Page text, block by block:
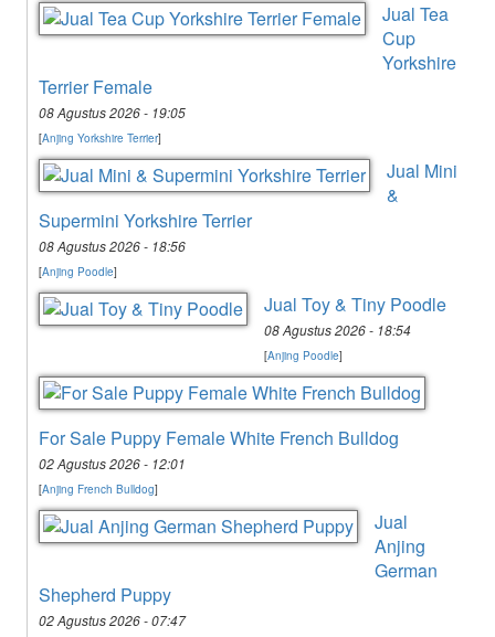
Jual Tea
Cup
Yorkshire
Terrier Female
08 Agustus 2026 - 19:05
[Anjing Yorkshire Terrier]
Jual Mini
&
Supermini Yorkshire Terrier
08 Agustus 2026 - 18:56
[Anjing Poodle]
Jual Toy & Tiny Poodle
08 Agustus 2026 - 18:54
[Anjing Poodle]
For Sale Puppy Female White French Bulldog
02 Agustus 2026 - 12:01
[Anjing French Bulldog]
Jual
Anjing
German
Shepherd Puppy
02 Agustus 2026 - 07:47